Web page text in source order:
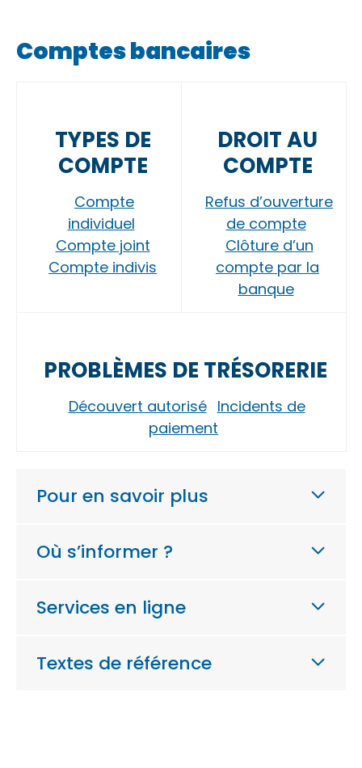
Comptes bancaires
TYPES DE
COMPTE
Compte
individuel
Compte joint
Compte indivis
DROIT AU
COMPTE
Refus d’ouverture
de compte
Clôture d’un
compte par la
banque
PROBLÈMES DE TRÉSORERIE
Découvert autorisé Incidents de
paiement
Pour en savoir plus
Où s’informer ?
Services en ligne
Textes de référence